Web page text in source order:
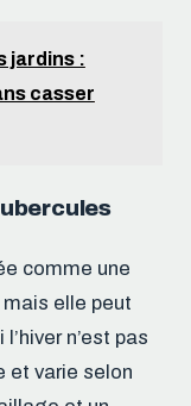
jardins :
casser
comme une
elle peut
n’est pas
et varie selon